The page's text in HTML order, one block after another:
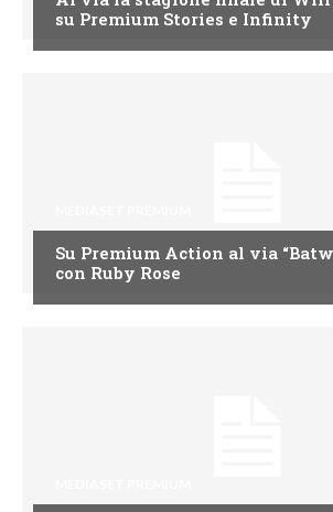
su Premium Stories e Infinity
Su Premium Action al via
con Ruby Rose